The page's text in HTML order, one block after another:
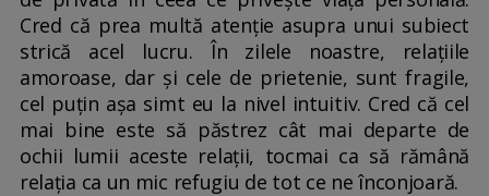
Cred că prea multă atenție asupra unui subiect
strică acel lucru. În zilele noastre, relațiile
amoroase, dar și cele de prietenie, sunt fragile,
cel puțin așa simt eu la nivel intuitiv. Cred că cel
mai bine este să păstrez cât mai departe de
ochii lumii aceste relații, tocmai ca să rămână
relația ca un mic refugiu de tot ce ne înconjoară.